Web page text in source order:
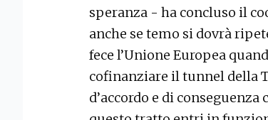
speranza - ha concluso il
anche se temo si dovrà
fece l’Unione Europea
cofinanziare il tunnel della
d’accordo e di